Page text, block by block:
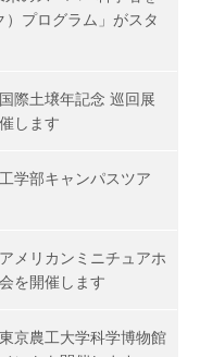
プログラム」がスタ
際土壌年記念 巡回展
します
学部キャンパスツア
メリカンミニチュアホ
を開催します
京農工大学科学博物館